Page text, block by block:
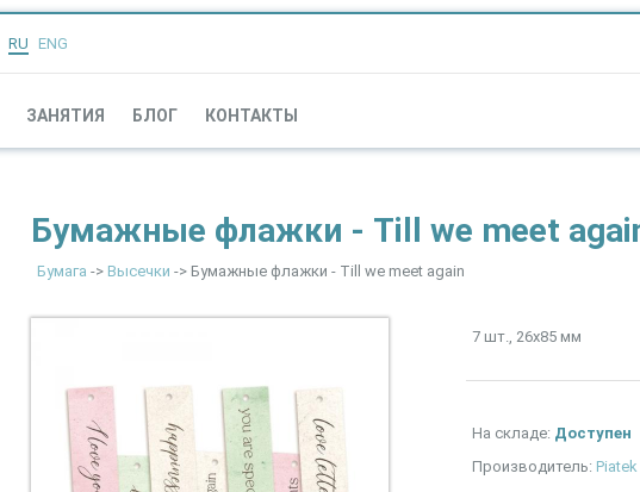
RU ENG
ЗАНЯТИЯ БЛОГ КОНТАКТЫ
Бумажные флажки - Till we meet
Бумага -> Высечки -> Бумажные флажки - Till we meet again
7 шт., 26х85 мм
На складе: Доступен
Производитель: Piatek